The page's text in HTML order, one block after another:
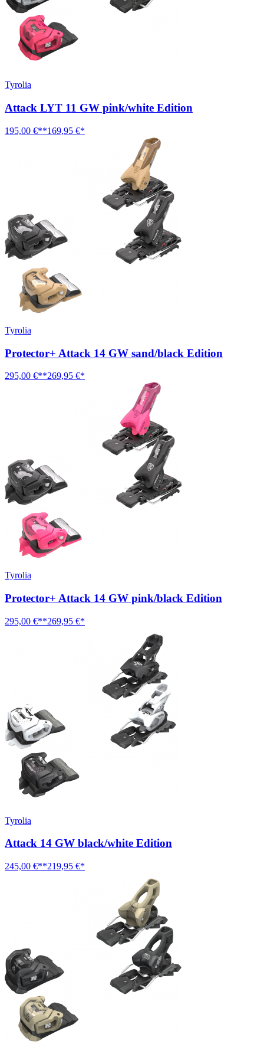
Tyrolia
Attack LYT 11 GW pink/white Edition
195,00 €**169,95 €*
Tyrolia
Protector+ Attack 14 GW sand/black Edition
295,00 €**269,95 €*
Tyrolia
Protector+ Attack 14 GW pink/black Edition
295,00 €**269,95 €*
Tyrolia
Attack 14 GW black/white Edition
245,00 €**219,95 €*